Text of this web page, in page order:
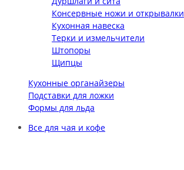
Консервные ножи и открывалки
Кухонная навеска
Терки и измельчители
Штопоры
Щипцы
Кухонные органайзеры
Подставки для ложки
Формы для льда
Все для чая и кофе